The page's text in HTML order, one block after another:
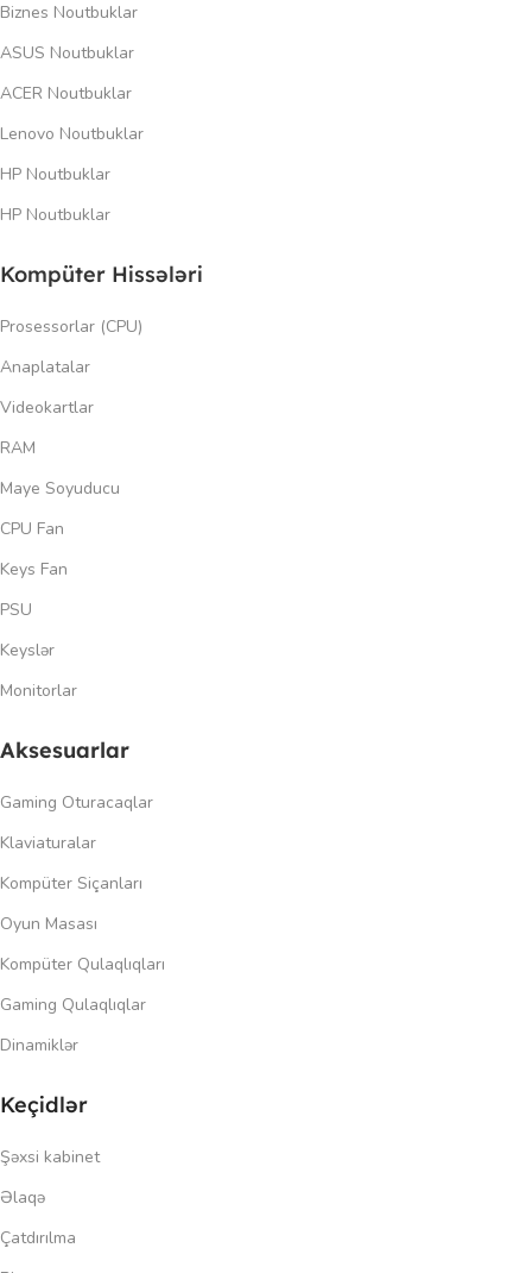
Biznes Noutbuklar
ASUS Noutbuklar
ACER Noutbuklar
Lenovo Noutbuklar
HP Noutbuklar
HP Noutbuklar
Kompüter Hissələri
Prosessorlar (CPU)
Anaplatalar
Videokartlar
RAM
Maye Soyuducu
CPU Fan
Keys Fan
PSU
Keyslər
Monitorlar
Aksesuarlar
Gaming Oturacaqlar
Klaviaturalar
Kompüter Siçanları
Oyun Masası
Kompüter Qulaqlıqları
Gaming Qulaqlıqlar
Dinamiklər
Keçidlər
Şəxsi kabinet
Əlaqə
Çatdırılma